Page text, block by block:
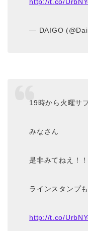
— DAIGO
19時から火曜サ
みなさん
是非みてねえ！
ラインスタンプ
http://t.co/